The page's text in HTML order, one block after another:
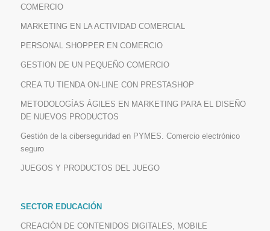
COMERCIO
MARKETING EN LA ACTIVIDAD COMERCIAL
PERSONAL SHOPPER EN COMERCIO
GESTION DE UN PEQUEÑO COMERCIO
CREA TU TIENDA ON-LINE CON PRESTASHOP
METODOLOGÍAS ÁGILES EN MARKETING PARA EL DISEÑO
DE NUEVOS PRODUCTOS
Gestión de la ciberseguridad en PYMES. Comercio electrónico
seguro
JUEGOS Y PRODUCTOS DEL JUEGO
SECTOR EDUCACIÓN
CREACIÓN DE CONTENIDOS DIGITALES, MOBILE